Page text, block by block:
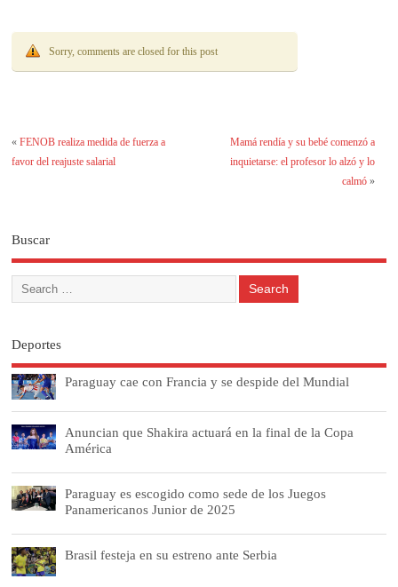
Sorry, comments are closed for this post
«FENOB realiza medida de fuerza a
favor del reajuste salarial
Mamá rendía y su bebé comenzó a
inquietarse: el profesor lo alzó y lo
calmó»
Buscar
Deportes
Paraguay cae con Francia y se despide del Mundial
Anuncian que Shakira actuará en la final de la Copa
América
Paraguay es escogido como sede de los Juegos
Panamericanos Junior de 2025
Brasil festeja en su estreno ante Serbia